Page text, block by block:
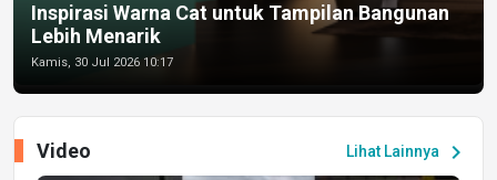
Inspirasi Warna Cat untuk Tampilan Bangunan
Lebih Menarik
Kamis, 30 Jul 2026 10:17
Lihat Lainnya chevron_right
Video